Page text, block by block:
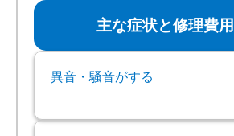
主な症状と修理費
異音・騒音がする